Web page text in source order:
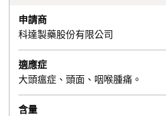
申請商
科達製藥股份有限公司
適應症
大頭瘟症、頭面、咽喉腫痛。
含量